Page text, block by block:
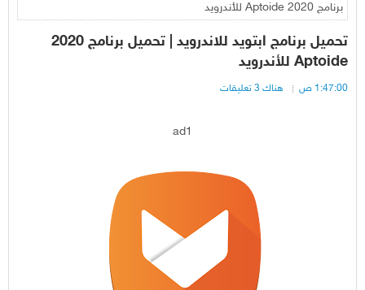
برنامج 2020 Aptoide للأندرويد
تحميل برنامج ابتويد للاندرويد | تحميل برنامج 2020
Aptoide للأندرويد
1:47:00 ص هناك 3 تعليقات
ad1